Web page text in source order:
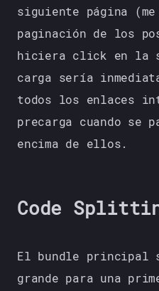
siguiente página
paginación de los
hiciera click en la
carga sería
todos los enlaces
precarga cuando se
encima de ellos.
Code
El bundle principal
grande para una